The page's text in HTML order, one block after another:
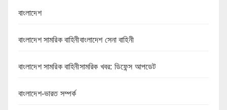
বাংলাদেশ
বাংলাদেশ সামরিক বাহিনীবাংলাদেশ সেনা বাহিনী
বাংলাদেশ সামরিক বাহিনীসামরিক খবর: ডিফেন্স আপডেট
বাংলাদেশ-ভারত সম্পর্ক